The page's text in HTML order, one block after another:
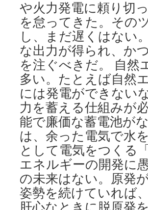
や火力発電に頼り切
を怠ってきた。その
し、まだ遅くはない
な出力が得られ、か
を注ぐべきだ。 自然
多い。たとえば自然
には発電ができない
力を蓄える仕組みが
能で廉価な蓄電池が
は、余った電気で水
として電気をつくる
エネルギーの開発に
の未来はない。原発
姿勢を続けていれば
肝心なときに脱原発